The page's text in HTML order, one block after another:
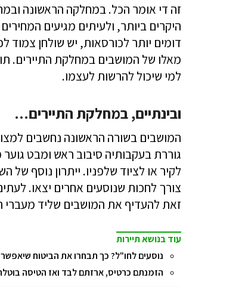
זה די אומר הכל. במחלקה הראשונה
היקרים ביותר, ולעיתים מגיעים
דומים יותר לכורסאות, יש שולחן צמוד
מאלו של המושבים במחלקת התיירים.
למי שיכול להרשות לעצמו.
ובינתיים, במחלקת התיירים…
המושבים בשורה הראשונה נחשבים
גוררת בעקבותיה סיבוב ראש ומבט
לקיר או לציוד שלפניו. ייתרון נוסף
צורך לחכות שנוסעים אחרים יצאו.
זאת להעדיף את המושבים שליד מעברי
עוד בנושא תיירות
נוסעים לחו"ל? כך תבחרו את הביטוח
הזמנתם כרטיס, ארזתם לבד ואז הטיסה